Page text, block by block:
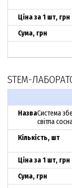
STEM-
Система
світла